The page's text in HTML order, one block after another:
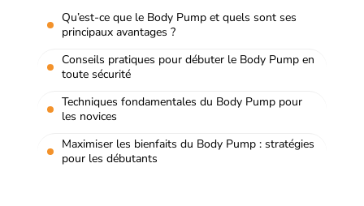
Qu’est-ce que le Body Pump et quels sont ses
principaux avantages ?
Conseils pratiques pour débuter le Body Pump en
toute sécurité
Techniques fondamentales du Body Pump pour
les novices
Maximiser les bienfaits du Body Pump : stratégies
pour les débutants